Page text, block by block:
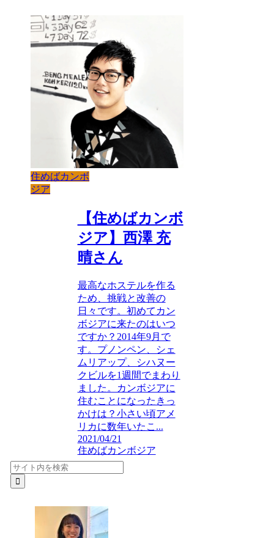
住めばカンボ
ジア
【住めばカンボ
ジア】西澤 充
晴さん
最高なホステルを作る
ため、挑戦と改善の
日々です。初めてカン
ボジアに来たのはいつ
ですか？2014年9月で
す。プノンペン、シェ
ムリアップ、シハヌー
クビルを1週間でまわり
ました。カンボジアに
住むことになったきっ
かけは？小さい頃アメ
リカに数年いたこ...
2021/04/21
住めばカンボジア